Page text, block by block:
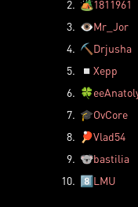
2. 🏕️1811961
3. 👁️Mr_Jor
4. ⛏️ Drjusha
5.
◽ Xepp
6. 🍀
7. 🎓OvCore
8.
🏓Vlad54
9. 🐨bastilia
10. 8️⃣LMU